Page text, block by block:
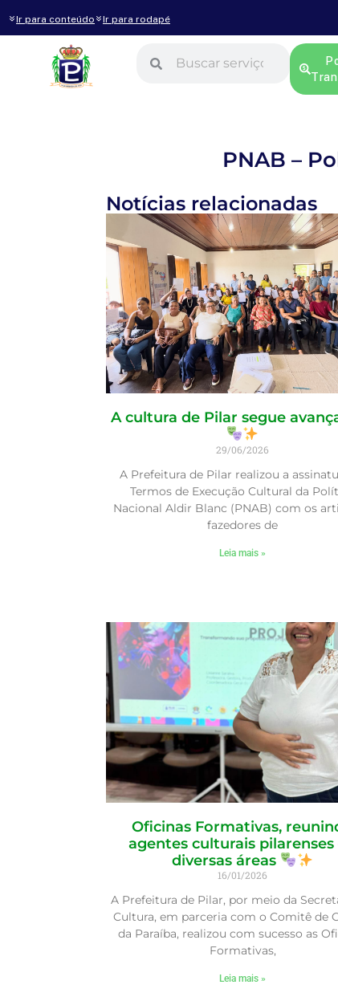
Ir para conteúdo Ir para rodapé
PNAB –
Notícias relacionadas
A cultura de Pilar segue
29/06/2026
A Prefeitura de Pilar realizou a
Termos de Execução Cultural da
Nacional Aldir Blanc (PNAB) com os
fazedores de
Leia mais »
Oficinas Formativas,
agentes culturais pilarenses
diversas áreas
16/01/2026
A Prefeitura de Pilar, por meio da
Cultura, em parceria com o Comitê de
da Paraíba, realizou com sucesso as
Formativas,
Leia mais »